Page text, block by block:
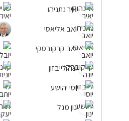
יאיר נתניהו
יואב אליאסי
יואב קרקובסקי
יונה לייבזון
יוסי יהושע
ינון מגל